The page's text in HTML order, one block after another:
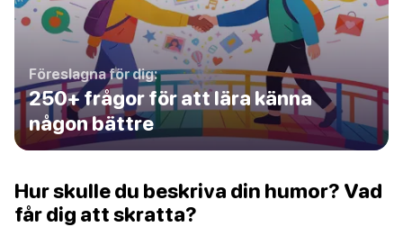
Föreslagna för dig:
250+ frågor för att lära känna
någon bättre
Hur skulle du beskriva din humor? Vad
får dig att skratta?